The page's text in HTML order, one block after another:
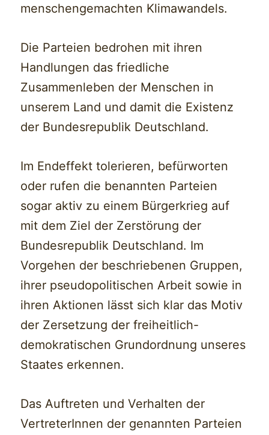
menschengemachten Klimawandels.
Die Parteien bedrohen mit ihren
Handlungen das friedliche
Zusammenleben der Menschen in
unserem Land und damit die Existenz
der Bundesrepublik Deutschland.
Im Endeffekt tolerieren, befürworten
oder rufen die benannten Parteien
sogar aktiv zu einem Bürgerkrieg auf
mit dem Ziel der Zerstörung der
Bundesrepublik Deutschland. Im
Vorgehen der beschriebenen Gruppen,
ihrer pseudopolitischen Arbeit sowie in
ihren Aktionen lässt sich klar das Motiv
der Zersetzung der freiheitlich-
demokratischen Grundordnung unseres
Staates erkennen.
Das Auftreten und Verhalten der
VertreterInnen der genannten Parteien